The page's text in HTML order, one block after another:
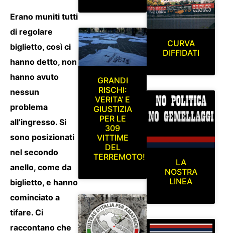
Erano muniti tutti
di regolare
biglietto, così ci
hanno detto, non
hanno avuto
nessun
problema
all’ingresso. Si
sono posizionati
nel secondo
anello, come da
biglietto, e hanno
cominciato a
tifare. Ci
raccontano che
GRANDI
RISCHI:
VERITA’ E
GIUSTIZIA
PER LE
309
VITTIME
DEL
TERREMOTO!
CURVA
DIFFIDATI
LA
NOSTRA
LINEA